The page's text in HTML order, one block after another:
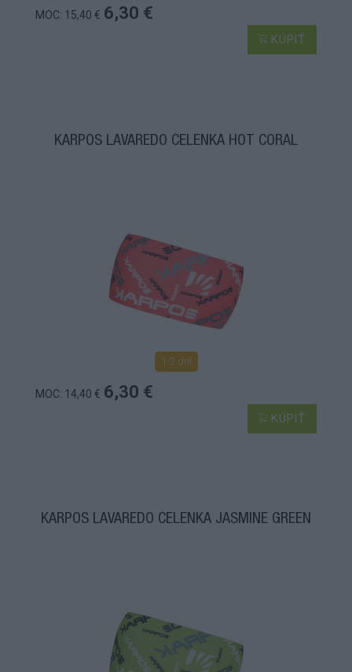
MOC: 15,40 € 6,30 €
KÚPIŤ
KARPOS LAVAREDO ČELENKA HOT CORAL
1-3 dní
MOC: 14,40 € 6,30 €
KÚPIŤ
KARPOS LAVAREDO ČELENKA JASMINE GREEN